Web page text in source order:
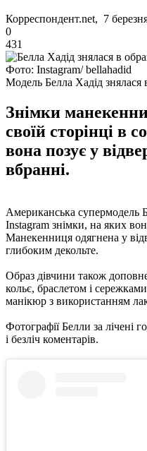
Корреспондент.net, 7
0
431
Фото: Instagram/ bellahadid
Модель Белла Хадід знялася
Знімки
своїй сторінці в
вона позує у
вбранні.
Американська супермодель
Instagram знімки, на яких
Манекенниця одягнена у
глибоким декольте.
Образ дівчини також
кольє, браслетом і
манікюр з використанням
Фотографії Белли за лічені
і безліч коментарів.